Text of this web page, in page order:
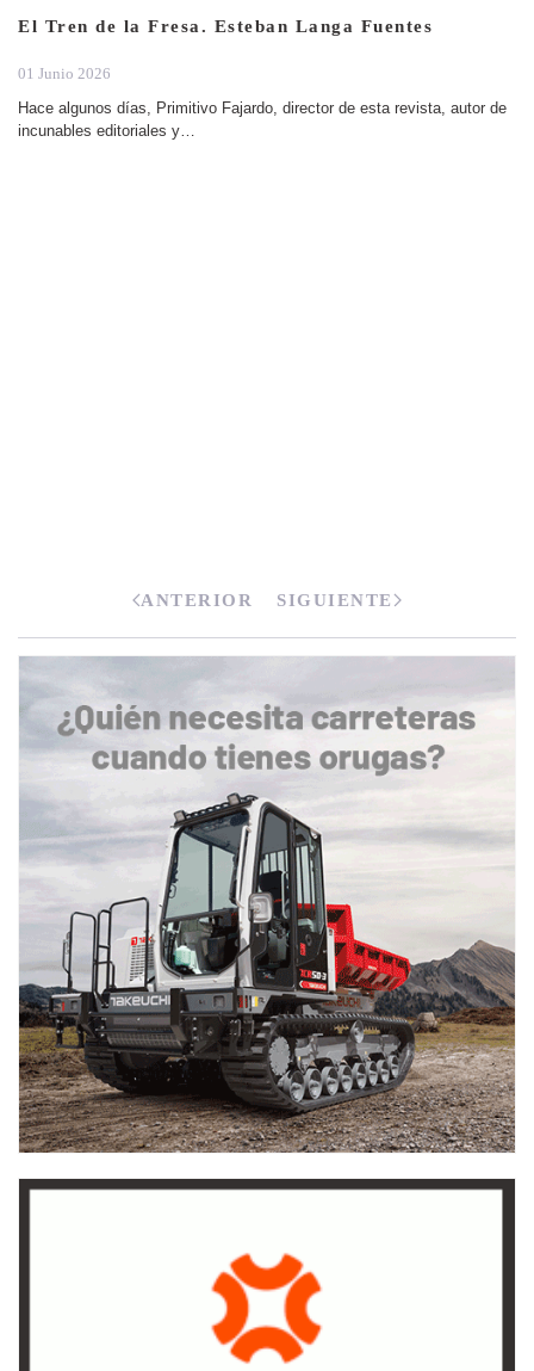
El Tren de la Fresa. Esteban Langa Fuentes
01 Junio 2026
Hace algunos días, Primitivo Fajardo, director de esta revista, autor de
incunables editoriales y…
ANTERIOR SIGUIENTE